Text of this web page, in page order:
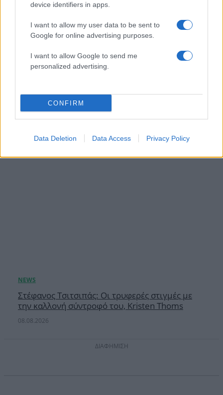
device identifiers in apps.
I want to allow my user data to be sent to
Google for online advertising purposes.
I want to allow Google to send me
personalized advertising.
CONFIRM
Data Deletion Data Access Privacy Policy
νοσοκομείο με ορούς και αντιβιώσεις»
08.08.2026
Στέφανος Τσιτσιπάς: Οι τρυφερές στιγμές με
την καλλονή σύντροφό του, Kristen Thoms
08.08.2026
ΔΙΑΦΗΜΙΣΗ